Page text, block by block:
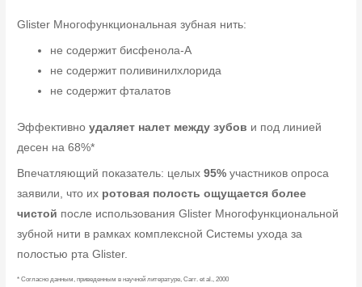
Glister Многофункциональная зубная нить:
не содержит бисфенола-А
не содержит поливинилхлорида
не содержит фталатов
Эффективноудаляет налет между зубов и под линией
десен на 68%*
Впечатляющий показатель: целых95% участников опроса
заявили, что их ротовая полость ощущается более
чистой после использования Glister Многофункциональной
зубной нити в рамках комплексной Системы ухода за
полостью рта Glister.
* Согласно данным, приведенным в научной литературе, Carr. et al., 2000